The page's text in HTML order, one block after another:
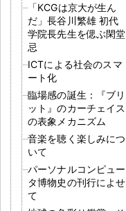
「KCGは京大が生ん
だ」長谷川繁雄 初代
学院長先生を偲ぶ閑堂
忌
ICTによる社会のスマ
ート化
臨場感の誕生：『ブリ
ット』のカーチェイス
の表象メカニズム
音楽を聴く楽しみにつ
いて
パーソナルコンピュー
タ博物史の刊行によせ
て